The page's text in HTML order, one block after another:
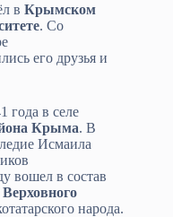
в Крымском
. Со
его друзья и
года в селе
Крыма. В
Исмаила
вошел в состав
народа.